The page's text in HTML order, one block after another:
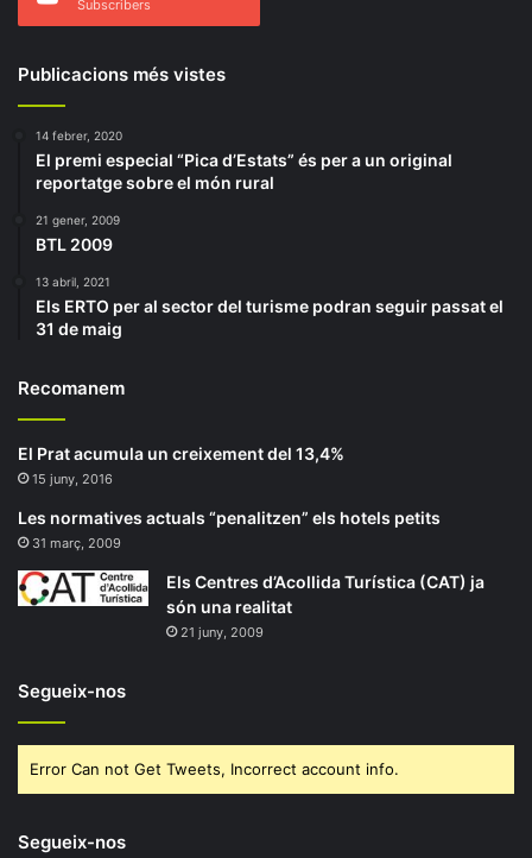
Subscribers
Publicacions més vistes
14 febrer, 2020
El premi especial “Pica d’Estats” és per a un original
reportatge sobre el món rural
21 gener, 2009
BTL 2009
13 abril, 2021
Els ERTO per al sector del turisme podran seguir passat el
31 de maig
Recomanem
El Prat acumula un creixement del 13,4%
15 juny, 2016
Les normatives actuals “penalitzen” els hotels petits
31 març, 2009
Els Centres d’Acollida Turística (CAT) ja
són una realitat
21 juny, 2009
Segueix-nos
Error Can not Get Tweets, Incorrect account info.
Segueix-nos